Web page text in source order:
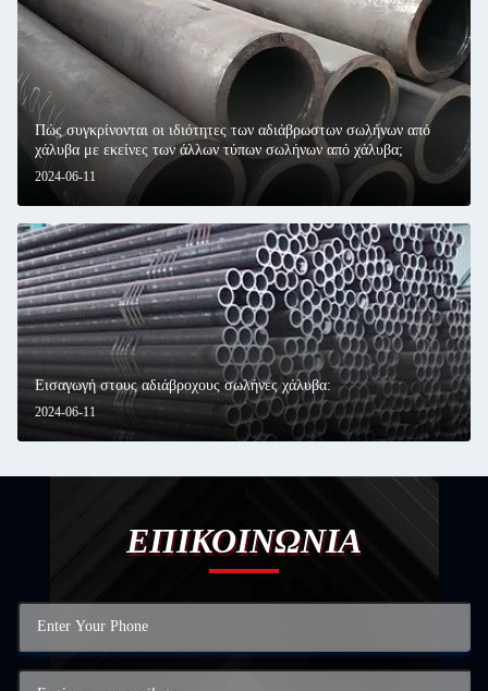
2024-06-11
Πώς συγκρίνονται οι ιδιότητες των αδιάβρωστων σωλήνων από
χάλυβα με εκείνες των άλλων τύπων σωλήνων από χάλυβα;
2024-06-11
Εισαγωγή στους αδιάβροχους σωλήνες χάλυβα:
ΕΠΙΚΟΙΝΩΝΙΑ